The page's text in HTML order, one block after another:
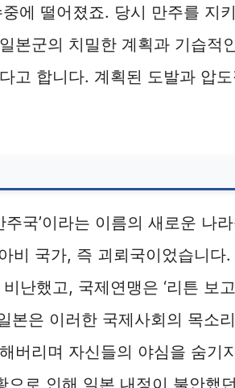
에 떨어졌죠. 당시 만주를 지
본군의 치밀한 계획과 기습적
고 합니다. 계획된 도발과 압도
국’이라는 이름의 새로운 나
비 국가, 즉 괴뢰국이었습니다.
난했고, 국제연맹은 ‘리튼 보고
본은 이러한 국제사회의 목소
버리며 자신들의 야심을 숨기
로 인해 일본 내정이 불안했던